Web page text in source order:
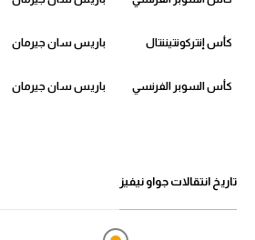
دوري أبطال أوروبا
دوري أبطال إفريقيا
أقسام
الكرة المصرية
كأس إنتركونتيننتال باريس سان جيرمان
كأس السوبر الفرنسي باريس سان جيرمان
تاريخ انتقالات جواو نيفيز